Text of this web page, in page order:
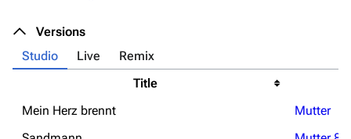
Versions
Studio
Live
Remix
Title
Mein Herz brennt
Mutter